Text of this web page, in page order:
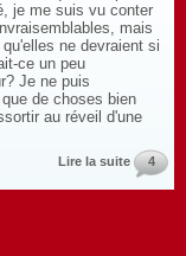
je me suis vu conter
mais
ne devraient si
ce un peu
Je ne puis
de choses bien
au réveil d'une
Lire la suite 4